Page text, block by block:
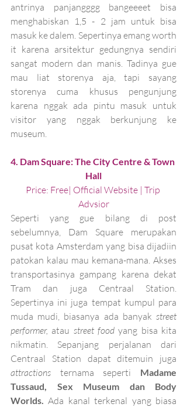
antrinya panjangggg bangeeeet bisa
menghabiskan 1,5 - 2 jam untuk bisa
masuk ke dalem. Sepertinya emang worth
it karena arsitektur gedungnya sendiri
sangat modern dan manis. Tadinya gue
mau liat storenya aja, tapi sayang
storenya cuma khusus pengunjung
karena nggak ada pintu masuk untuk
visitor yang nggak berkunjung ke
museum.
4. Dam Square: The City Centre & Town
Hall
Price: Free| Official Website | Trip
Advsior
Seperti yang gue bilang di post
sebelumnya, Dam Square merupakan
pusat kota Amsterdam yang bisa dijadiin
patokan kalau mau kemana-mana. Akses
transportasinya gampang karena dekat
Tram dan juga Centraal Station.
Sepertinya ini juga tempat kumpul para
muda mudi, biasanya ada banyak street
performer, atau street food yang bisa kita
nikmatin. Sepanjang perjalanan dari
attractions ternama seperti Madame
Tussaud, Sex Museum dan Body
Worlds. Ada kanal terkenal yang biasa